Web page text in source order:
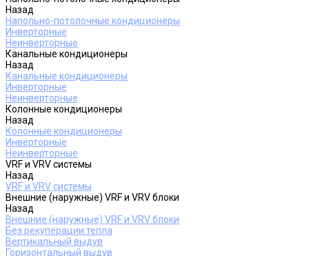
Назад
Напольно-потолочные кондиционеры
Инверторные
Неинверторные
Канальные кондиционеры
Назад
Канальные кондиционеры
Инверторные
Неинверторные
Колонные кондиционеры
Назад
Колонные кондиционеры
Инверторные
Неинверторные
VRF и VRV системы
Назад
VRF и VRV системы
Внешние (наружные) VRF и VRV блоки
Назад
Внешние (наружные) VRF и VRV блоки
Без рекуперации тепла
Вертикальный выдув
Горизонтальный выдув